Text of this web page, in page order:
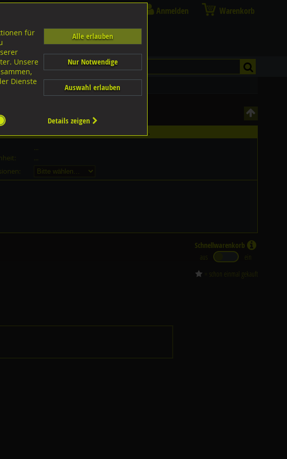
Anmelden Warenkorb
Grössen erhältlich - Bitte wählen Sie...
...
...
Schnellwarenkorb
aus
ein
= schon einmal gekauft
für
Unsere
Dienste
Alle erlauben
Nur Notwendige
Auswahl erlauben
Details zeigen